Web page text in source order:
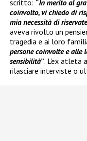
scritto: “In merito al
coinvolto, vi chiedo di
mia necessità di
aveva rivolto un
tragedia e ai loro
persone coinvolte e alle
sensibilità”. L’ex atleta
rilasciare interviste o